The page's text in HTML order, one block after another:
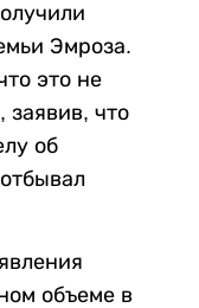
Эмроза.
это не
заявив, что
об
объеме в